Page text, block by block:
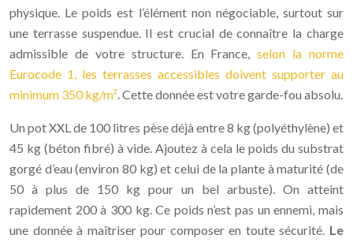
physique. Le poids est l’élément non négociable, surtout sur
une terrasse suspendue. Il est crucial de connaître la charge
admissible de votre structure. En France,selon la norme
Eurocode 1, les terrasses accessibles doivent supporter au
minimum 350 kg/m². Cette donnée est votre garde-fou absolu.
Un pot XXL de 100 litres pèse déjà entre 8 kg (polyéthylène) et
45 kg (béton fibré) à vide. Ajoutez à cela le poids du substrat
gorgé d’eau (environ 80 kg) et celui de la plante à maturité (de
50 à plus de 150 kg pour un bel arbuste). On atteint
rapidement 200 à 300 kg. Ce poids n’est pas un ennemi, mais
une donnée à maîtriser pour composer en toute sécurité. Le